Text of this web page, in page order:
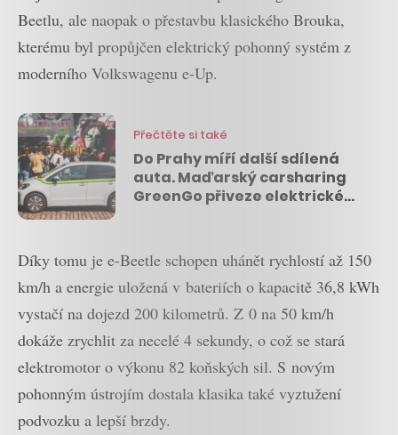
Beetlu, ale naopak o přestavbu klasického Brouka,
kterému byl propůjčen elektrický pohonný systém z
moderního Volkswagenu e-Up.
Přečtěte si také
Do Prahy míří další sdílená
auta. Maďarský carsharing
GreenGo přiveze elektrické
Díky tomu je e-Beetle schopen uhánět rychlostí až 150
km/h a energie uložená v bateriích o kapacitě 36,8 kWh
vystačí na dojezd 200 kilometrů. Z 0 na 50 km/h
dokáže zrychlit za necelé 4 sekundy, o což se stará
elektromotor o výkonu 82 koňských sil. S novým
pohonným ústrojím dostala klasika také vyztužení
podvozku a lepší brzdy.